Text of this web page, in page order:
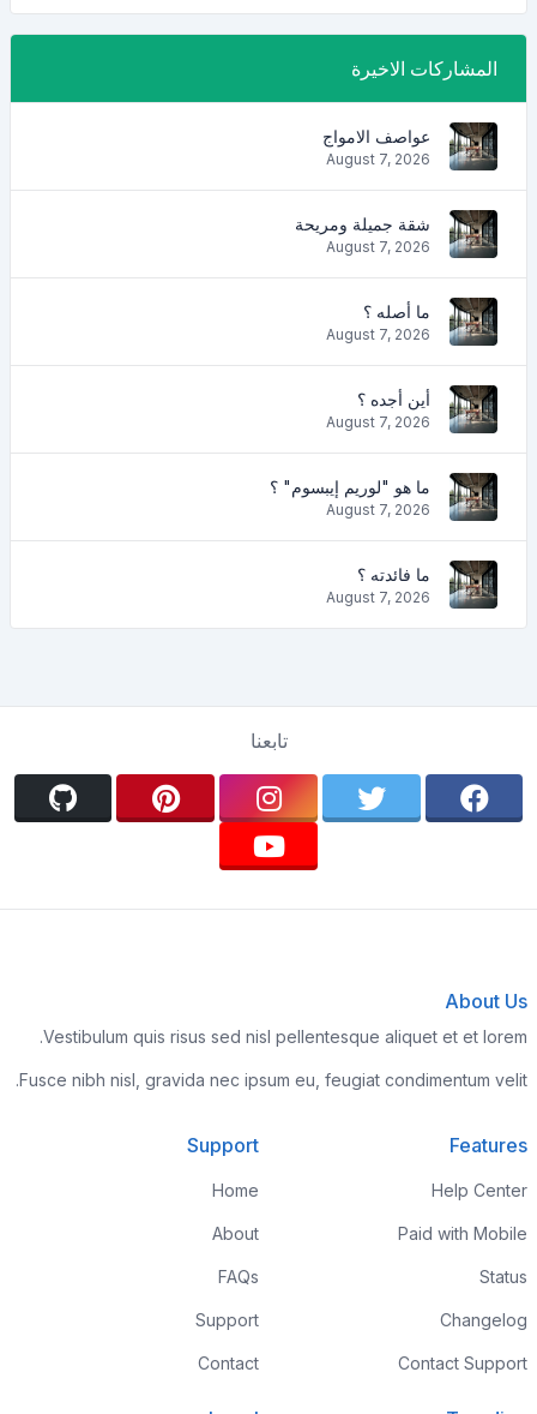
المشاركات الاخيرة
عواصف الامواج
August 7, 2026
شقة جميلة ومريحة
August 7, 2026
ما أصله ؟
August 7, 2026
أين أجده ؟
August 7, 2026
ما هو "لوريم إيبسوم" ؟
August 7, 2026
ما فائدته ؟
August 7, 2026
تابعنا
About Us
Vestibulum quis risus sed nisl pellentesque aliquet et et lorem.
Fusce nibh nisl, gravida nec ipsum eu, feugiat condimentum velit.
Features
Help Center
Paid with Mobile
Status
Changelog
Contact Support
Support
Home
About
FAQs
Support
Contact